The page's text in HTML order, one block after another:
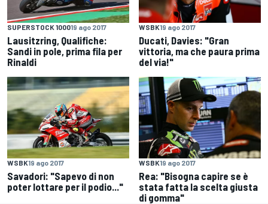
SUPERSTOCK 100019 ago 2017
Lausitzring, Qualifiche:
Sandi in pole, prima fila per
Rinaldi
WSBK19 ago 2017
Ducati, Davies: "Gran
vittoria, ma che paura prima
del via!"
WSBK19 ago 2017
Savadori: "Sapevo di non
poter lottare per il podio..."
WSBK19 ago 2017
Rea: "Bisogna capire se è
stata fatta la scelta giusta
di gomma"